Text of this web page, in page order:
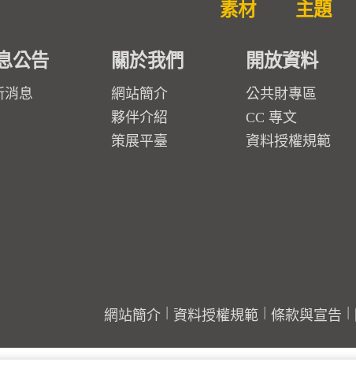
素材 主題
公告
消息
關於我們
網站簡介
夥伴介紹
策展平臺
開放資料
公共財專區
CC 專文
資料授權規範
網站簡介 資料授權規範 條款與宣告